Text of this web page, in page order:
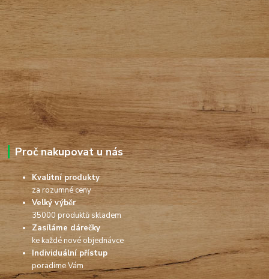
Proč nakupovat u nás
Kvalitní produkty
za rozumné ceny
Velký výběr
35000 produktů skladem
Zasíláme dárečky
ke každé nové objednávce
Individuální přístup
poradíme Vám